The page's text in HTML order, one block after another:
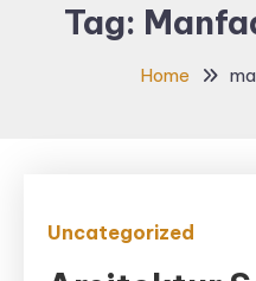
Tag:
Home
Uncategorized